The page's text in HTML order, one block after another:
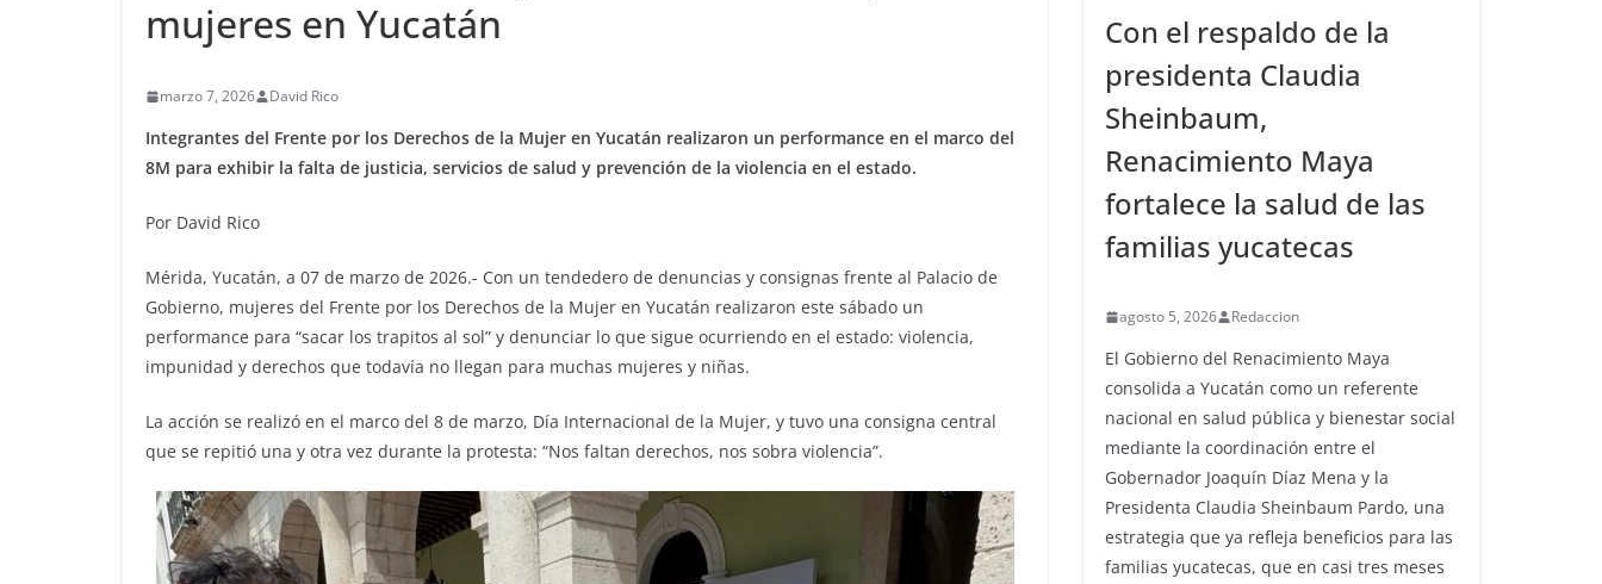
mujeres en Yucatán
marzo 7, 2026 David Rico
Integrantes del Frente por los Derechos de la Mujer en Yucatán realizaron un performance en el marco del
8M para exhibir la falta de justicia, servicios de salud y prevención de la violencia en el estado.
Por David Rico
Mérida, Yucatán, a 07 de marzo de 2026.- Con un tendedero de denuncias y consignas frente al Palacio de
Gobierno, mujeres del Frente por los Derechos de la Mujer en Yucatán realizaron este sábado un
performance para “sacar los trapitos al sol” y denunciar lo que sigue ocurriendo en el estado: violencia,
impunidad y derechos que todavía no llegan para muchas mujeres y niñas.
La acción se realizó en el marco del 8 de marzo, Día Internacional de la Mujer, y tuvo una consigna central
que se repitió una y otra vez durante la protesta: “Nos faltan derechos, nos sobra violencia”.
Con el respaldo de la
presidenta Claudia
Sheinbaum,
Renacimiento Maya
fortalece la salud de las
familias yucatecas
agosto 5, 2026 Redaccion
El Gobierno del Renacimiento Maya
consolida a Yucatán como un referente
nacional en salud pública y bienestar social
mediante la coordinación entre el
Gobernador Joaquín Díaz Mena y la
Presidenta Claudia Sheinbaum Pardo, una
estrategia que ya refleja beneficios para las
familias yucatecas, que en casi tres meses